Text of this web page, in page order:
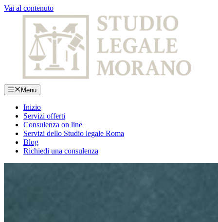
Vai al contenuto
Menu
Inizio
Servizi offerti
Consulenza on line
Servizi dello Studio legale Roma
Blog
Richiedi una consulenza